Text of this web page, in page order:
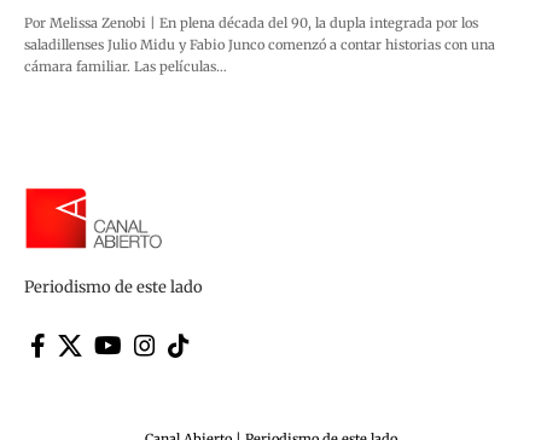
Por Melissa Zenobi | En plena década del 90, la dupla integrada por los
saladillenses Julio Midu y Fabio Junco comenzó a contar historias con una
cámara familiar. Las películas…
Periodismo de este lado